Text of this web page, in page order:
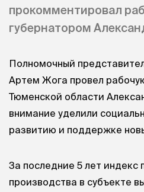
прокомментировал
губернатором
Полномочный
Артем Жога провел
Тюменской области
внимание уделили
развитию и поддержке
За последние 5 лет индекс
производства в субъекте